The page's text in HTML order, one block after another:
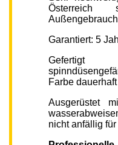
Garantiert: 5
Farbe
Ausgerüstet
nicht anfällig für